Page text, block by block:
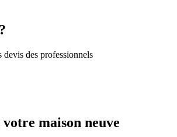
devis des professionnels
maison neuve